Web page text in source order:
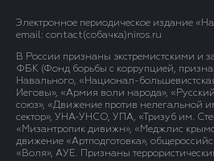
Электронное периодическое издание
email: contact(сoбaчка)niros.ru
В России признаны экстремистскими и
ФБК (Фонд борьбы с коррупцией,
Навального, «Национал-
Иеговы», «Армия воли народа»,
союз», «Движение против нелегальной
сектор», УНА-УНСО, УПА, «Тризуб им.
«Мизантропик дивижн», «Меджлис
движение «Артподготовка»,
«Воля», АУЕ. Признаны